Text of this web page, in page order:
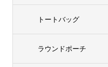
トートバッグ
ラウンドポーチ